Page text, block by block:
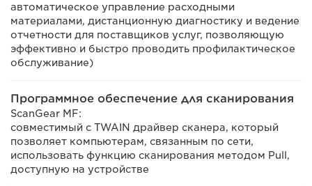
автоматическое управление расходными
материалами, дистанционную диагностику и ведение
отчетности для поставщиков услуг, позволяющую
эффективно и быстро проводить профилактическое
обслуживание)
Программное обеспечение для сканирования
ScanGear MF:
совместимый с TWAIN драйвер сканера, который
позволяет компьютерам, связанным по сети,
использовать функцию сканирования методом Pull,
доступную на устройстве